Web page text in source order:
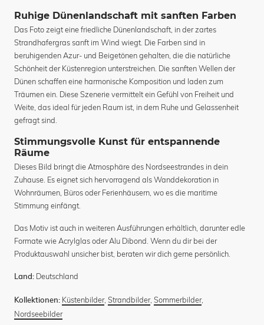
Ruhige Dünenlandschaft mit sanften Farben
Das Foto zeigt eine friedliche Dünenlandschaft, in der zartes
Strandhafergras sanft im Wind wiegt. Die Farben sind in
beruhigenden Azur- und Beigetönen gehalten, die die natürliche
Schönheit der Küstenregion unterstreichen. Die sanften Wellen der
Dünen schaffen eine harmonische Komposition und laden zum
Träumen ein. Diese Szenerie vermittelt ein Gefühl von Freiheit und
Weite, das ideal für jeden Raum ist, in dem Ruhe und Gelassenheit
gefragt sind.
Stimmungsvolle Kunst für entspannende
Räume
Dieses Bild bringt die Atmosphäre des Nordseestrandes in dein
Zuhause. Es eignet sich hervorragend als Wanddekoration in
Wohnräumen, Büros oder Ferienhäusern, wo es die maritime
Stimmung einfängt.
Das Motiv ist auch in weiteren Ausführungen erhältlich, darunter edle
Formate wie Acrylglas oder Alu Dibond. Wenn du dir bei der
Produktauswahl unsicher bist, beraten wir dich gerne persönlich.
Land: Deutschland
Kollektionen: Küstenbilder, Strandbilder, Sommerbilder,
Nordseebilder